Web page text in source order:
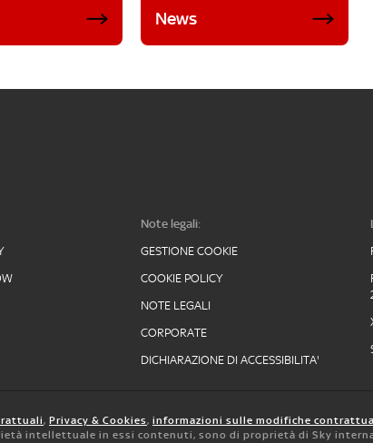
News
Note legali:
GESTIONE COOKIE
COOKIE POLICY
NOTE LEGALI
CORPORATE
DICHIARAZIONE DI ACCESSIBILITA'
, Privacy & Cookies, informazioni sulle modifiche
intellettuale in essi contenuti, sono di proprietà di Sky